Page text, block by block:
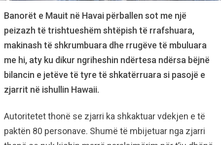
Banorët e Mauit në Havai përballen sot me një
peizazh të trishtueshëm shtëpish të rrafshuara,
makinash të shkrumbuara dhe rrugëve të mbuluara
me hi, aty ku dikur ngriheshin ndërtesa ndërsa bëjnë
bilancin e jetëve të tyre të shkatërruara si pasojë e
zjarrit në ishullin Hawaii.
Autoritetet thonë se zjarri ka shkaktuar vdekjen e të
paktën 80 personave. Shumë të mbijetuar nga zjarri